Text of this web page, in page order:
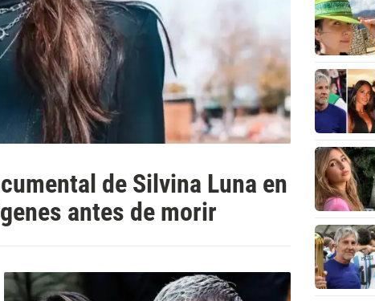
de Silvina Luna en
antes de morir